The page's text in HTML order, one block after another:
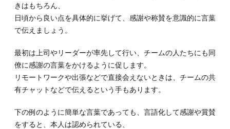
きはもちろん、
日頃から良い点を具体的に挙げて、感謝や称賛を意識的に言葉
で伝えましょう。
最初は上司やリーダーが率先して行い、チームの人たちにも同
僚に感謝の言葉をかけるように促します。
リモートワークや出張などで直接会えないときは、チームの共
有チャットなどで伝えるという手もあります。
下の例のように簡単な言葉であっても、言語化して感謝や賞賛
をすると、本人は認められている、